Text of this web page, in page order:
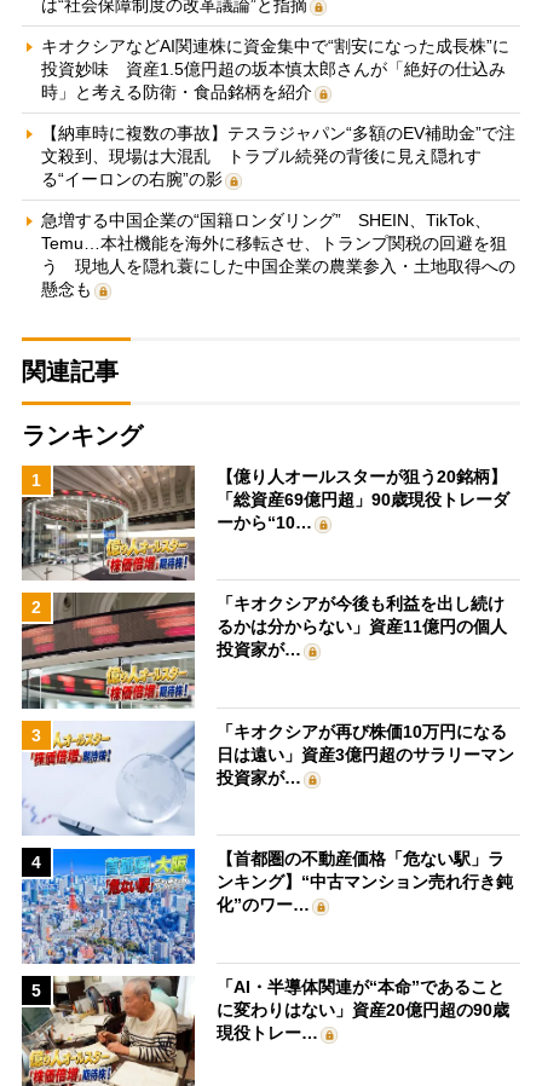
は“社会保障制度の改革議論”と指摘
キオクシアなどAI関連株に資金集中で“割安になった成長株”に
投資妙味 資産1.5億円超の坂本慎太郎さんが「絶好の仕込み
時」と考える防衛・食品銘柄を紹介
【納車時に複数の事故】テスラジャパン“多額のEV補助金”で注
文殺到、現場は大混乱 トラブル続発の背後に見え隠れす
る“イーロンの右腕”の影
急増する中国企業の“国籍ロンダリング” SHEIN、TikTok、
Temu…本社機能を海外に移転させ、トランプ関税の回避を狙
う 現地人を隠れ蓑にした中国企業の農業参入・土地取得への
懸念も
関連記事
ランキング
1
【億り人オールスターが狙う20銘柄】
「総資産69億円超」90歳現役トレーダ
ーから“10…
2
「キオクシアが今後も利益を出し続け
るかは分からない」資産11億円の個人
投資家が…
3
「キオクシアが再び株価10万円になる
日は遠い」資産3億円超のサラリーマン
投資家が…
4
【首都圏の不動産価格「危ない駅」ラ
ンキング】“中古マンション売れ行き鈍
化”のワー…
5
「AI・半導体関連が“本命”であること
に変わりはない」資産20億円超の90歳
現役トレー…